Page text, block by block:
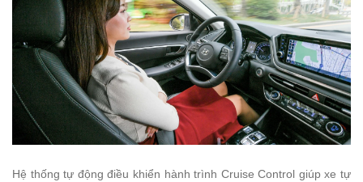
Hệ thống tự động điều khiển hành trình Cruise Control giúp xe tự